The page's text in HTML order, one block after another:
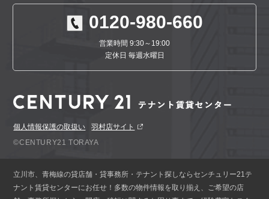
0120-980-660
営業時間 9:30～19:00
定休日 毎週水曜日
個人情報保護の取扱い
羽村店サイト
©CENTURY21 TORAYA
立川市、青梅線の貸店舗・貸事務所・テナント探しならセンチュリー21テ
ナント賃貸センターにお任せ！多数の物件情報を取り揃え、ご希望の店